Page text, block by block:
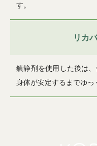
す。
リカ
鎮静剤を使用した後は
身体が安定するまでゆっ